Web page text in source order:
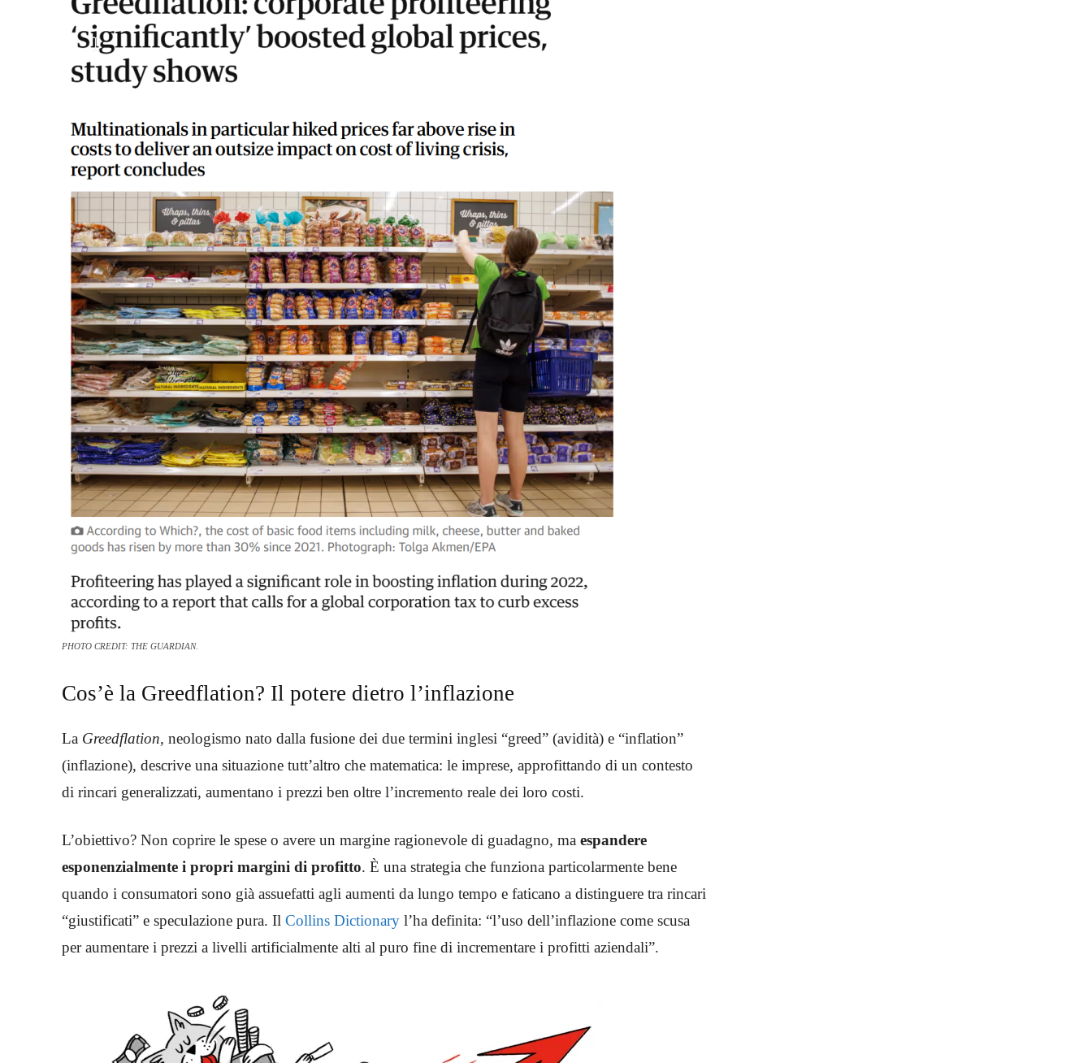
PHOTO CREDIT: THE GUARDIAN.
Cos’è la Greedflation? Il potere dietro l’inflazione
La Greedflation, neologismo nato dalla fusione dei due termini inglesi “greed” (avidità) e “inflation”
(inflazione), descrive una situazione tutt’altro che matematica: le imprese, approfittando di un contesto
di rincari generalizzati, aumentano i prezzi ben oltre l’incremento reale dei loro costi.
L’obiettivo? Non coprire le spese o avere un margine ragionevole di guadagno, ma espandere
esponenzialmente i propri margini di profitto. È una strategia che funziona particolarmente bene
quando i consumatori sono già assuefatti agli aumenti da lungo tempo e faticano a distinguere tra rincari
“giustificati” e speculazione pura. Il Collins Dictionary l’ha definita: “l’uso dell’inflazione come scusa
per aumentare i prezzi a livelli artificialmente alti al puro fine di incrementare i profitti aziendali”.